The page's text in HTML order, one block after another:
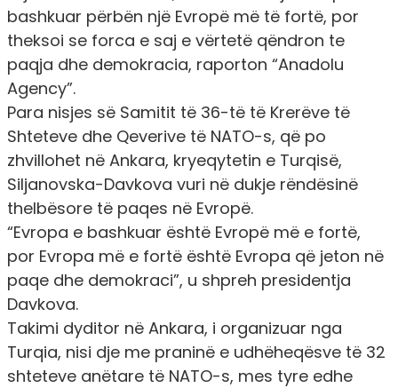
bashkuar përbën një Evropë më të fortë, por
theksoi se forca e saj e vërtetë qëndron te
paqja dhe demokracia, raporton “Anadolu
Agency”.
Para nisjes së Samitit të 36-të të Krerëve të
Shteteve dhe Qeverive të NATO-s, që po
zhvillohet në Ankara, kryeqytetin e Turqisë,
Siljanovska-Davkova vuri në dukje rëndësinë
thelbësore të paqes në Evropë.
“Evropa e bashkuar është Evropë më e fortë,
por Evropa më e fortë është Evropa që jeton në
paqe dhe demokraci”, u shpreh presidentja
Davkova.
Takimi dyditor në Ankara, i organizuar nga
Turqia, nisi dje me praninë e udhëheqësve të 32
shteteve anëtare të NATO-s, mes tyre edhe